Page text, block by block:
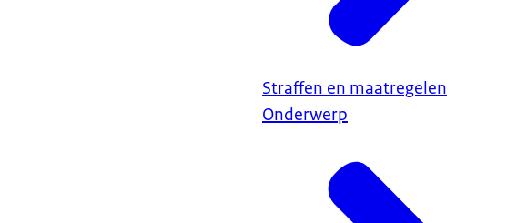
Straffen en maatregelen
Onderwerp